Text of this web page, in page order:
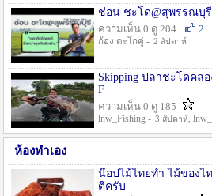
ช่อน ชะโด@สุพรรณบุรี
ความเห็น 0 ดู 204
2
ก้อง ตะโกคู่ - 2 สัปดาห์
Skipping ปลาชะโดคลอ
F
ความเห็น 0 ดู 185
lnw_Fishing - 3 สัปดาห์,
ห้องทำเอง
น๊อปไม้ไทยทำ ไม้ของไ
ติครับ